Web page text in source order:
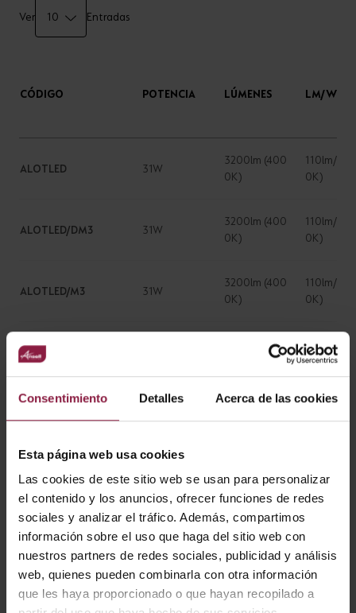
Consentimiento Detalles Acerca de las cookies
Esta página web usa cookies
Las cookies de este sitio web se usan para personalizar
el contenido y los anuncios, ofrecer funciones de redes
sociales y analizar el tráfico. Además, compartimos
información sobre el uso que haga del sitio web con
nuestros partners de redes sociales, publicidad y análisis
web, quienes pueden combinarla con otra información
que les haya proporcionado o que hayan recopilado a
Ver Entradas
CÓDIGO POTENCIA LÚMENES LM/W
ALOTLED 31W
3200lm (400
0K)
110lm/W
0K)
ALOTLED/DM3 31W
3200lm (400
0K)
110lm/W
0K)
ALOTLED/M3 31W
3200lm (400
0K)
110lm/W
0K)
ALOTLED/SM3
3200lm (400
110lm/W
0K)
3200lm (400
0K)
110lm/W
0K)
ALOTLED/OCTO/M3 31W
0K)
0K)
ALOTLED/DD1 31W
3200lm (400
0K)
ALOTLED/DD1/DM3 31W
3200lm (400
110lm/W